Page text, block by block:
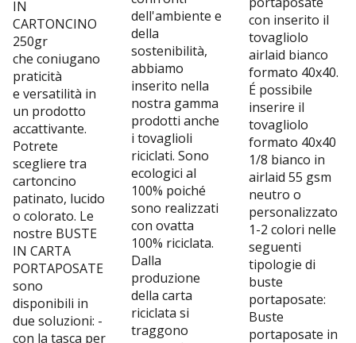
IN
CARTONCINO
250gr
che coniugano
praticità
e versatilità in
un prodotto
accattivante.
Potrete
scegliere tra
cartoncino
patinato, lucido
o colorato. Le
nostre BUSTE
IN CARTA
PORTAPOSATE
sono
disponibili in
due soluzioni: -
con la tasca per
dell'ambiente e
della
sostenibilità,
abbiamo
inserito nella
nostra gamma
prodotti anche
i tovaglioli
riciclati. Sono
ecologici al
100% poiché
sono realizzati
con ovatta
100% riciclata.
Dalla
produzione
della carta
riciclata si
traggono
con inserito il
tovagliolo
airlaid bianco
formato 40x40.
É possibile
inserire il
tovagliolo
formato 40x40
1/8 bianco in
airlaid 55 gsm
neutro o
personalizzato
1-2 colori nelle
seguenti
tipologie di
buste
portaposate:
Buste
portaposate in